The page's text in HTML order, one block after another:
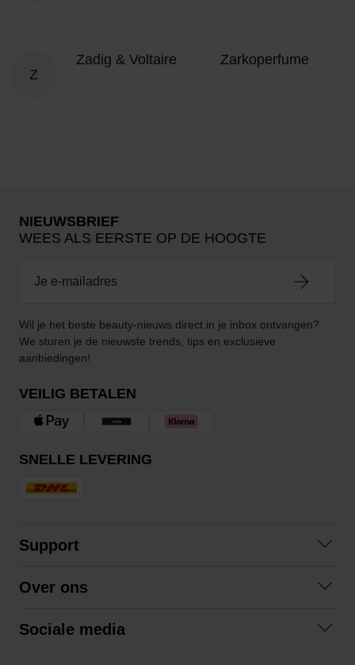
Z
Zadig & Voltaire Zarkoperfume
NIEUWSBRIEF
WEES ALS EERSTE OP DE HOOGTE
Wil je het beste beauty-nieuws direct in je inbox ontvangen?
We sturen je de nieuwste trends, tips en exclusieve
aanbiedingen!
VEILIG BETALEN
SNELLE LEVERING
Support
Algemene voorwaarden
Over ons
Sociale media